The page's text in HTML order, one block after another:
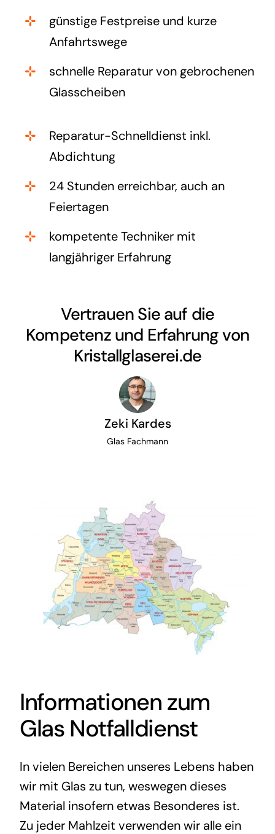
günstige Festpreise und kurze
Anfahrtswege
schnelle Reparatur von gebrochenen
Glasscheiben
Reparatur-Schnelldienst inkl.
Abdichtung
24 Stunden erreichbar, auch an
Feiertagen
kompetente Techniker mit
langjähriger Erfahrung
Vertrauen Sie auf die
Kompetenz und Erfahrung von
Kristallglaserei.de
Zeki Kardes
Glas Fachmann
Informationen zum
Glas Notfalldienst
In vielen Bereichen unseres Lebens haben
wir mit Glas zu tun, weswegen dieses
Material insofern etwas Besonderes ist.
Zu jeder Mahlzeit verwenden wir alle ein